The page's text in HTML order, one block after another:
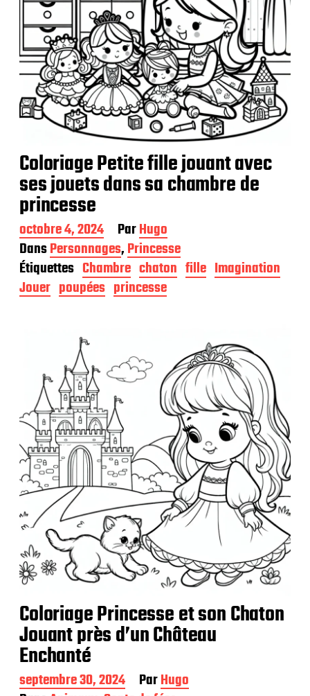
Coloriage Petite fille jouant avec
ses jouets dans sa chambre de
princesse
D
a
t
e
d
e
i
n
octobre 4, 2024 ParHugo
DansPersonnages,Princesse
Étiquettes Chambre chaton fille Imagination
Jouer poupées princesse
Coloriage Princesse et son Chaton
Jouant près d’un Château
Enchanté
D
septembre 30, 2024 ParHugo